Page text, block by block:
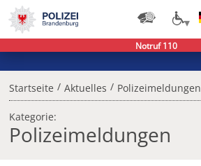
Startseite / Aktuelles / Polizeimeldungen
Kategorie:
Polizeimeldungen
Notruf 110